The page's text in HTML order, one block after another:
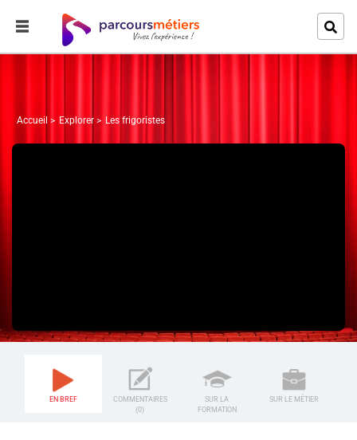
Accueil Explorer Les frigoristes
EN BREF
COMMENTAIRES
(0)
SUR LA
FORMATION
SUR LE MÉTIER